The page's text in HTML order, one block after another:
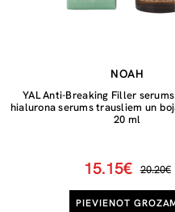
NOAH
YAL Anti-Breaking Filler
hialurona serums trausliem un
20 ml
15.15€ 20.20€
PIEVIENOT